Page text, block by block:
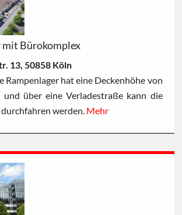
mit Bürokomplex
13, 50858 Köln
Rampenlager hat eine Deckenhöhe von
und über eine Verladestraße kann die
werden. Mehr